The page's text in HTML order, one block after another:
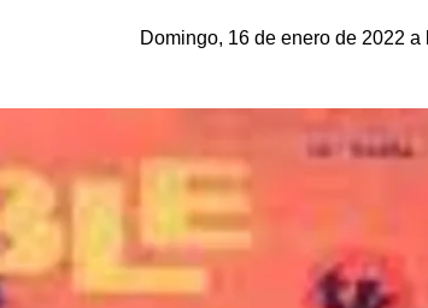
Domingo, 16 de enero de 2022 a